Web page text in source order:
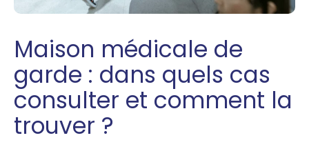
Maison médicale de
garde : dans quels cas
consulter et comment la
trouver ?